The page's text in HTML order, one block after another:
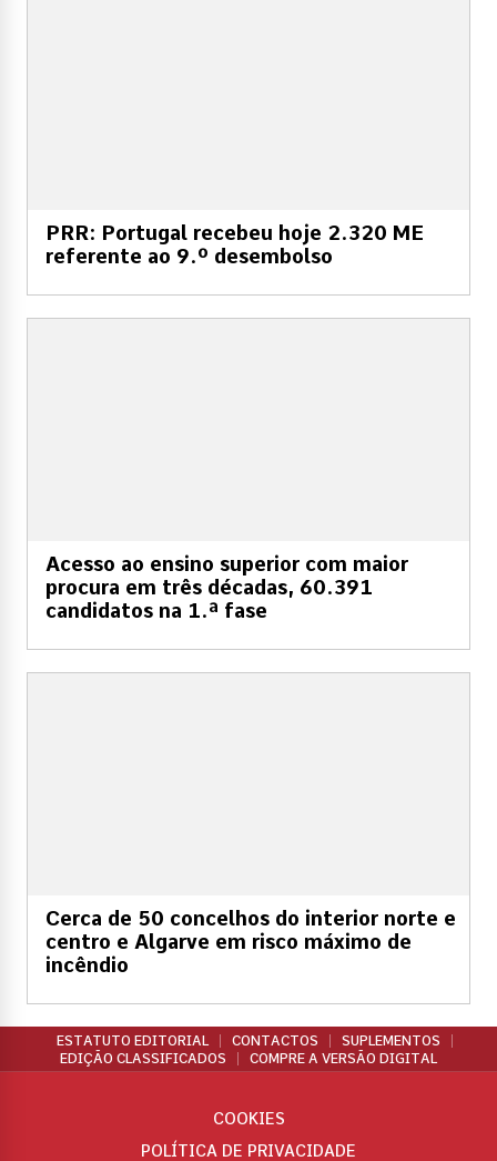
PRR: Portugal recebeu hoje 2.320 ME
referente ao 9.º desembolso
Acesso ao ensino superior com maior
procura em três décadas, 60.391
candidatos na 1.ª fase
Cerca de 50 concelhos do interior norte e
centro e Algarve em risco máximo de
incêndio
ESTATUTO EDITORIAL CONTACTOS
SUPLEMENTOS
EDIÇÃO CLASSIFICADOS
COMPRE A VERSÃO DIGITAL
COOKIES
POLÍTICA DE PRIVACIDADE